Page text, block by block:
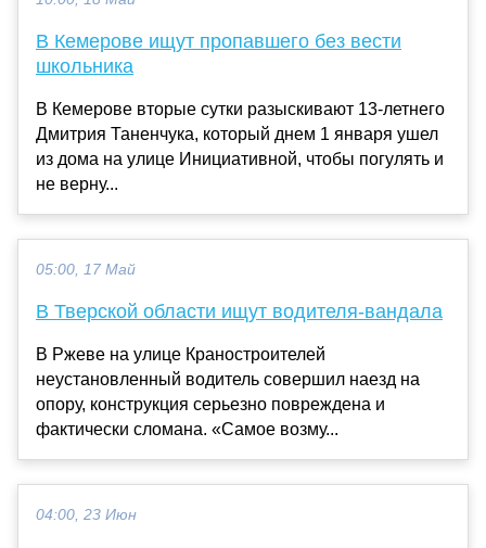
В Кемерове ищут пропавшего без вести
школьника
В Кемерове вторые сутки разыскивают 13-летнего
Дмитрия Таненчука, который днем 1 января ушел
из дома на улице Инициативной, чтобы погулять и
не верну...
05:00, 17 Май
В Тверской области ищут водителя-вандала
В Ржеве на улице Краностроителей
неустановленный водитель совершил наезд на
опору, конструкция серьезно повреждена и
фактически сломана. «Самое возму...
04:00, 23 Июн